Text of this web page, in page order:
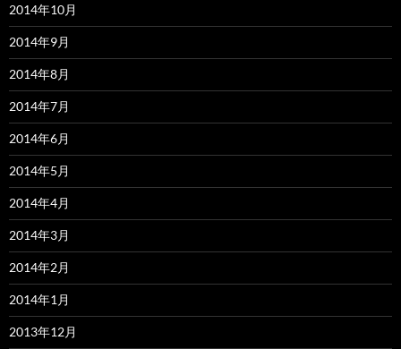
2014年10月
2014年9月
2014年8月
2014年7月
2014年6月
2014年5月
2014年4月
2014年3月
2014年2月
2014年1月
2013年12月